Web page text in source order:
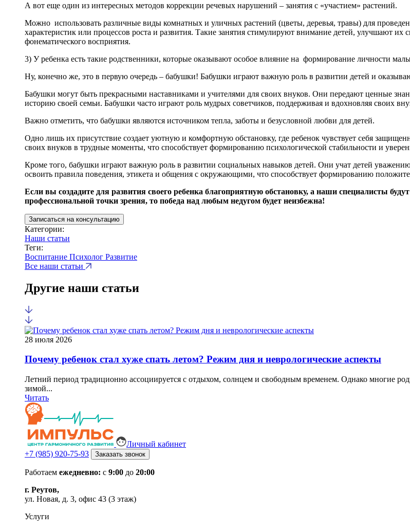
Занятия с нейропсихологом
Подготовка к школе
Медицинский массаж
Психологическое консультирование родителей
Денверская модель раннего вмешательства (ESDM)
Войта-терапия
Рефлексотерапия
А вот еще один из интересных методов коррекции речевых нарушений – занятия с «участием» растений.
Можно использовать различные виды комнатных и уличных растений (цветы, деревья, травы) для
характеристик или процессов роста и развития. Такие занятия стимулируют внимание детей, улучшают
фонематического восприятия.
3) У ребенка есть такие родственники, которые оказывают особое влияние на формирование личности
Ну, конечно же, это в первую очередь – бабушки! Бабушки играют важную роль в развитии детей и
Бабушки могут быть прекрасными наставниками и учителями для своих внуков. Они передают ценные
историю своей семьи. Бабушки часто играют роль мудрых советчиков, поддерживая и вдохновляя своих
Важно отметить, что бабушки являются источником тепла, заботы и безусловной любви для детей.
Одно лишь их присутствие создает уютную и комфортную обстановку, где ребенок чувствует себя
своих внуков в трудные моменты, что способствует формированию психологической стабильности и
Кроме того, бабушки играют важную роль в развитии социальных навыков детей. Они учат детей
освоить правила поведения, этикета и общения с окружающими, что способствует формированию
Если вы создадите для развития своего ребенка благоприятную обстановку, а наши специалисты
профессиональной точки зрения, то победа над любым недугом будет неизбежна!
Записаться на консультацию
Категории:
Наши статьи
Теги:
Воспитание Психолог Развитие
Все наши статьи
Другие наши статьи
28 июля 2026
Почему ребенок стал хуже спать летом? Режим дня и неврологические аспекты
Летний период традиционно ассоциируется с отдыхом, солнцем и свободным временем. Однако многие
зимой...
Читать
Личный кабинет
+7 (985) 920-75-93
Заказать звонок
Работаем ежедневно: с 9:00 до 20:00
г. Реутов,
ул. Новая, д. 3, офис 43 (3 этаж)
Услуги